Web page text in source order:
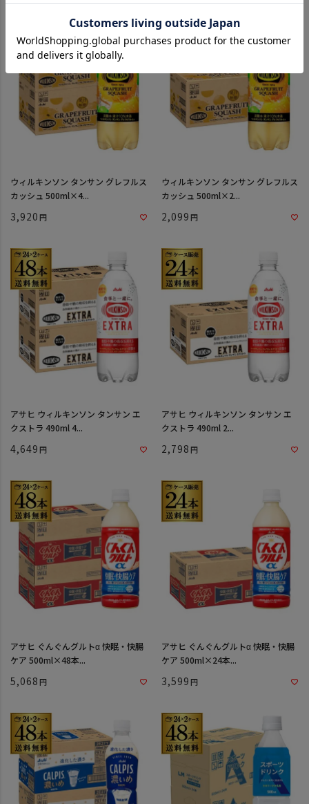
ウィルキンソン タンサン グレフルス
カッシュ 500ml×4...
3,920
ウィルキンソン タンサン グレフルス
カッシュ 500ml×2...
2,099
アサヒ ウィルキンソン タンサン エ
クストラ 490ml 4...
4,649
アサヒ ウィルキンソン タンサン エ
クストラ 490ml 2...
2,798
アサヒ ぐんぐんグルトα 快眠・快腸
ケア 500ml×48本...
5,068
アサヒ ぐんぐんグルトα 快眠・快腸
ケア 500ml×24本...
3,599